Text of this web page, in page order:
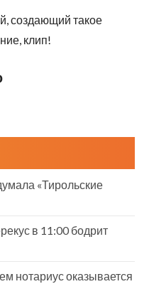
создающий такое
клип!
«Тирольские
в 11:00 бодрит
нотариус оказывается